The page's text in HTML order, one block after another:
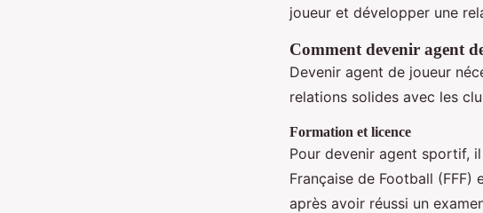
joueur et développer une
Comment devenir agent
Devenir agent de joueur
relations solides avec les
Formation et licence
Pour devenir agent sportif,
Française de Football
après avoir réussi un